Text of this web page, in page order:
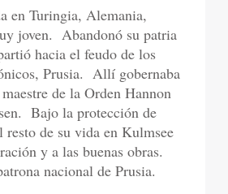
en Turingia, Alemania,
joven. Abandonó su patria
hacia el feudo de los
Prusia. Allí gobernaba
de la Orden Hannon
Bajo la protección de
resto de su vida en Kulmsee
y a las buenas obras.
nacional de Prusia.